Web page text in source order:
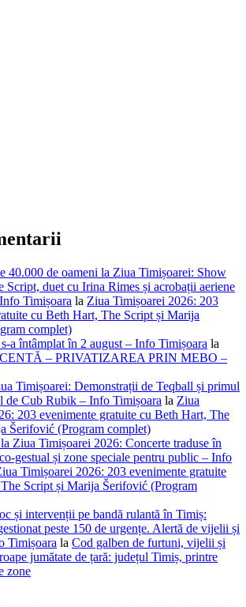
40.000 de oameni la Ziua Timișoarei: Show
Script, duet cu Irina Rimes și acrobații aeriene
Timișoara la Ziua Timișoarei 2026: 203
cu Beth Hart, The Script și Marija
complet)
a întâmplat în 2 august – Info Timișoara la
– PRIVATIZAREA PRIN MEBO –
Timișoarei: Demonstrații de Teqball și primul
de Cub Rubik – Info Timișoara la Ziua
203 evenimente gratuite cu Beth Hart, The
Šerifović (Program complet)
Ziua Timișoarei 2026: Concerte traduse în
gestual și zone speciale pentru public – Info
Timișoarei 2026: 203 evenimente gratuite
Script și Marija Šerifović (Program
și intervenții pe bandă rulantă în Timiș:
peste 150 de urgențe. Alertă de vijelii și
Timișoara la Cod galben de furtuni, vijelii și
jumătate de țară: județul Timiș, printre
zone